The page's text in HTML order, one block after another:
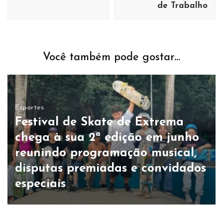
de Trabalho
Você também pode gostar...
Esportes
Festival de Skate de Extrema
chega à sua 2ª edição em junho
reunindo programação musical,
disputas premiadas e convidados
especiais